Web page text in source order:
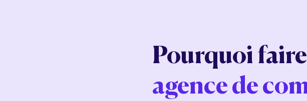
Pourquoi
agence de